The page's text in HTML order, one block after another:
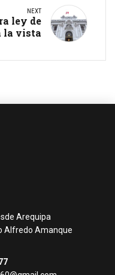
NEXT
ley de
la vista
Arequipa
Alfredo Amanque